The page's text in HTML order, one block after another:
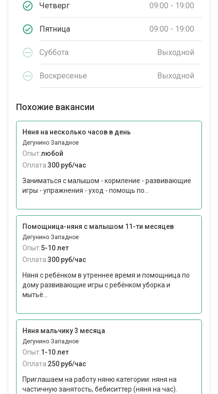
Четверг 09:00 - 19:00
Пятница 09:00 - 19:00
Суббота Выходной
Воскресенье Выходной
Похожие вакансии
Няня на несколько часов в день
Дегунино Западное
Опыт:любой
Оплата:300 руб/час
Заниматься с малышом - кормление - развивающие
игры - упражнения - уход - помощь по...
Помощница-няня с малышом 11-ти месяцев
Дегунино Западное
Опыт:5-10 лет
Оплата:300 руб/час
Няня с ребёнком в утреннее время и помощница по
дому развивающие игры с ребёнком уборка и
мытьё...
Няня мальчику 3 месяца
Дегунино Западное
Опыт:1-10 лет
Оплата:250 руб/час
Приглашаем на работу няню категории: няня на
частичную занятость, бебиситтер (няня на час).